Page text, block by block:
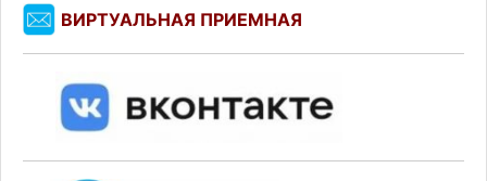
ВИРТУАЛЬНАЯ ПРИЕМНАЯ